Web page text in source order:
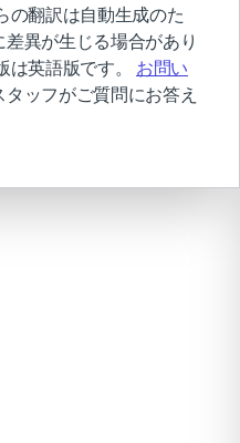
の翻訳は自動生成のた
異が生じる場合があり
は英語版です。 お問い
ッフがご質問にお答え